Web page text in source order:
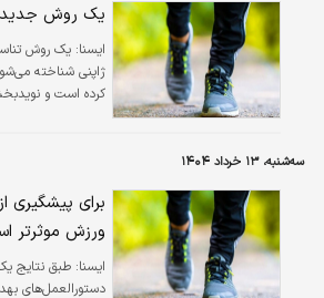
یک روش جدید
ايسنا: یک روش
ژاپنی شناخته
کرده است و
سه‌شنبه، ۱۳ خرداد ۱۴۰۴
برای پیشگیری
ورزش موثرتر
ايسنا: طبق نتایج
دستورالعمل‌های